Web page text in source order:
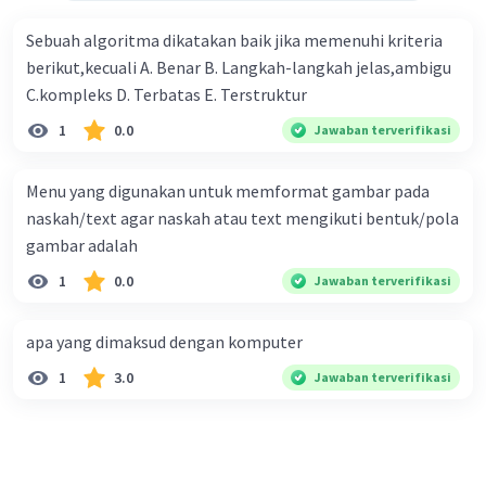
ada saat program dibuka kembali.
Beri Rating·0.0( 0 Balas
Sebuah algoritma dikatakan baik jika memenuhi kriteria
berikut,kecuali A. Benar B. Langkah-langkah jelas,ambigu
C.kompleks D. Terbatas E. Terstruktur
1 0.0 Jawaban terverifikasi
Menu yang digunakan untuk memformat gambar pada
naskah/text agar naskah atau text mengikuti bentuk/pola
gambar adalah
1 0.0 Jawaban terverifikasi
apa yang dimaksud dengan komputer
1 3.0 Jawaban terverifikasi